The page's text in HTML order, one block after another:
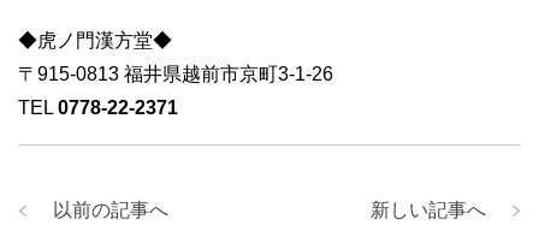
◆虎ノ門漢方堂◆
〒915-0813 福井県越前市京町3-1-26
TEL 0778-22-2371
新しい記事へ
以前の記事へ